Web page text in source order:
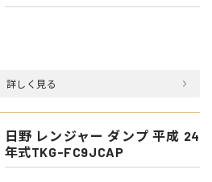
詳しく見る
日野 レンジャー ダンプ 平成 24
年式TKG-FC9JCAP